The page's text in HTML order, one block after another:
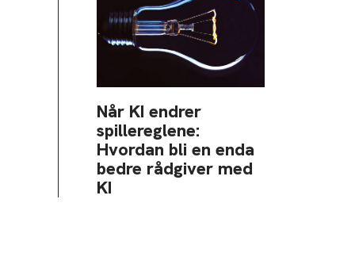
Når KI endrer
spillereglene:
Hvordan bli en enda
bedre rådgiver med
KI